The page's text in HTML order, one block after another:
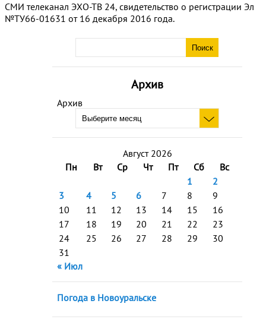
Архив
Архив
Август 2026
Пн
Вт Ср Чт Пт Сб
Вс
1
2
3
4 5 6 7 8
9
10
11 12 13 14 15
16
17
18 19 20 21 22
23
24
25 26 27 28 29
30
31
« Июл
Погода в Новоуральске
СМИ телеканал ЭХО-ТВ 24, свидетельство о регистрации Эл
№ТУ66-01631 от 16 декабря 2016 года.